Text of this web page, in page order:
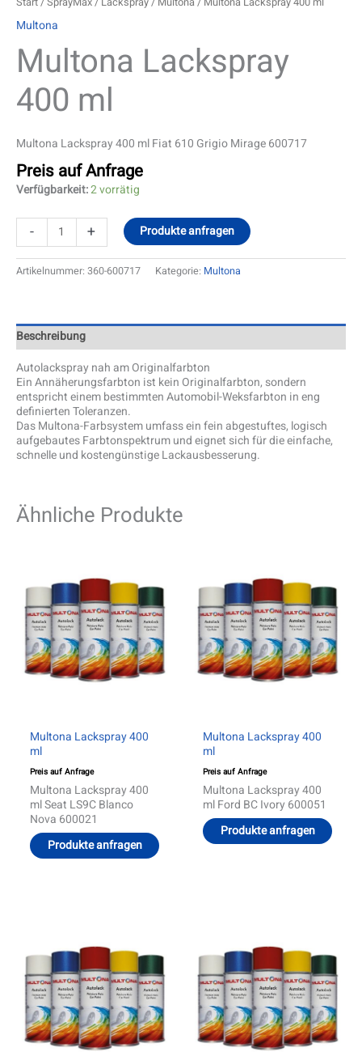
Multona
Multona Lackspray
400 ml
Multona Lackspray 400 ml Fiat 610 Grigio Mirage 600717
Preis auf Anfrage
Verfügbarkeit:2 vorrätig
- + Produkte anfragen
Artikelnummer: 360-600717 Kategorie: Multona
Beschreibung
Autolackspray nah am Originalfarbton
Ein Annäherungsfarbton ist kein Originalfarbton, sondern
entspricht einem bestimmten Automobil-Weksfarbton in eng
definierten Toleranzen.
Das Multona-Farbsystem umfass ein fein abgestuftes, logisch
aufgebautes Farbtonspektrum und eignet sich für die einfache,
schnelle und kostengünstige Lackausbesserung.
Ähnliche Produkte
Multona Lackspray 400
ml
Preis auf Anfrage
Multona Lackspray 400
ml Seat LS9C Blanco
Nova 600021
Produkte anfragen
Multona Lackspray 400
ml
Preis auf Anfrage
Multona Lackspray 400
ml Ford BC Ivory 600051
Produkte anfragen